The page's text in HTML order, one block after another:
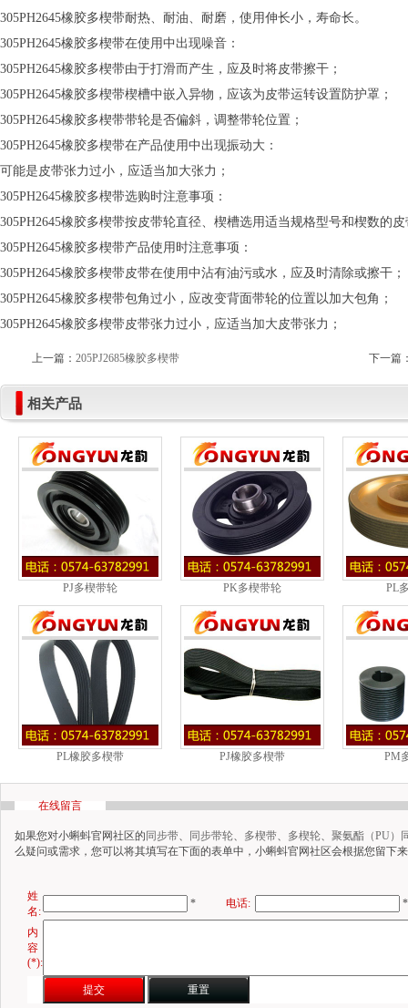
305PH2645橡胶多楔带耐热、耐油、耐磨，使用伸长小，寿命长。
305PH2645橡胶多楔带在使用中出现噪音：
305PH2645橡胶多楔带由于打滑而产生，应及时将皮带擦干；
305PH2645橡胶多楔带楔槽中嵌入异物，应该为皮带运转设置防护罩；
305PH2645橡胶多楔带带轮是否偏斜，调整带轮位置；
305PH2645橡胶多楔带在产品使用中出现振动大：
可能是皮带张力过小，应适当加大张力；
305PH2645橡胶多楔带选购时注意事项：
305PH2645橡胶多楔带按皮带轮直径、楔槽选用适当规格型号和楔数的皮带
305PH2645橡胶多楔带产品使用时注意事项：
305PH2645橡胶多楔带皮带在使用中沾有油污或水，应及时清除或擦干；
305PH2645橡胶多楔带包角过小，应改变背面带轮的位置以加大包角；
305PH2645橡胶多楔带皮带张力过小，应适当加大皮带张力；
上一篇： 205PJ2685橡胶多楔带 下一篇
相关产品
PJ多楔带轮 PK多楔带轮 PL
PL橡胶多楔带 PJ橡胶多楔带 PM
在线留言
如果您对小蝌蚪官网社区的 同步带、 同步带轮、 多楔带、 多楔轮、 聚氨酯（PU）
么疑问或需求，您可以将其填写在下面的表单中，小蝌蚪官网社区会根据您留下来
姓
名:
* 电话: *
内
容
(*):